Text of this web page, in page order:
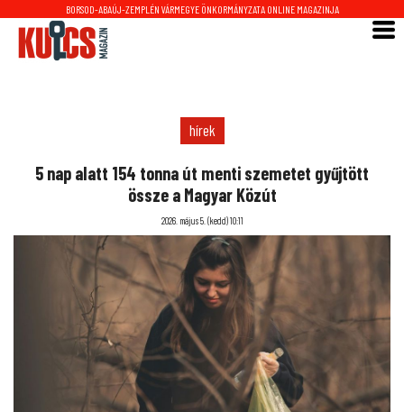
BORSOD-ABAÚJ-ZEMPLÉN VÁRMEGYE ÖNKORMÁNYZATA ONLINE MAGAZINJA
hírek
5 nap alatt 154 tonna út menti szemetet gyűjtött
össze a Magyar Közút
2026. május 5. (kedd) 10:11